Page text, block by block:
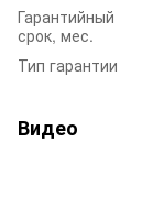
Гарантийный
срок, мес.
Тип гарантии
Видео